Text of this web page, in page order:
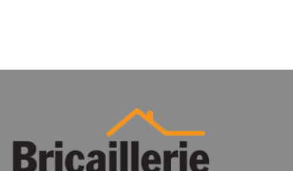
variations.
options
peuvent
être
choisies